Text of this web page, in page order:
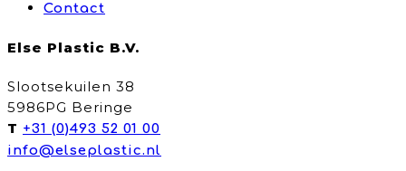
Contact
Else Plastic B.V.
Slootsekuilen 38
5986PG Beringe
T +31 (0)493 52 01 00
info@elseplastic.nl